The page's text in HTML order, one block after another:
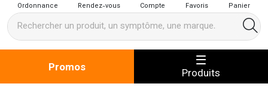
Ordonnance Rendez-vous Compte Favoris Panier
Promos Produits